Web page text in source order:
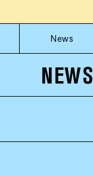
News
NEWS